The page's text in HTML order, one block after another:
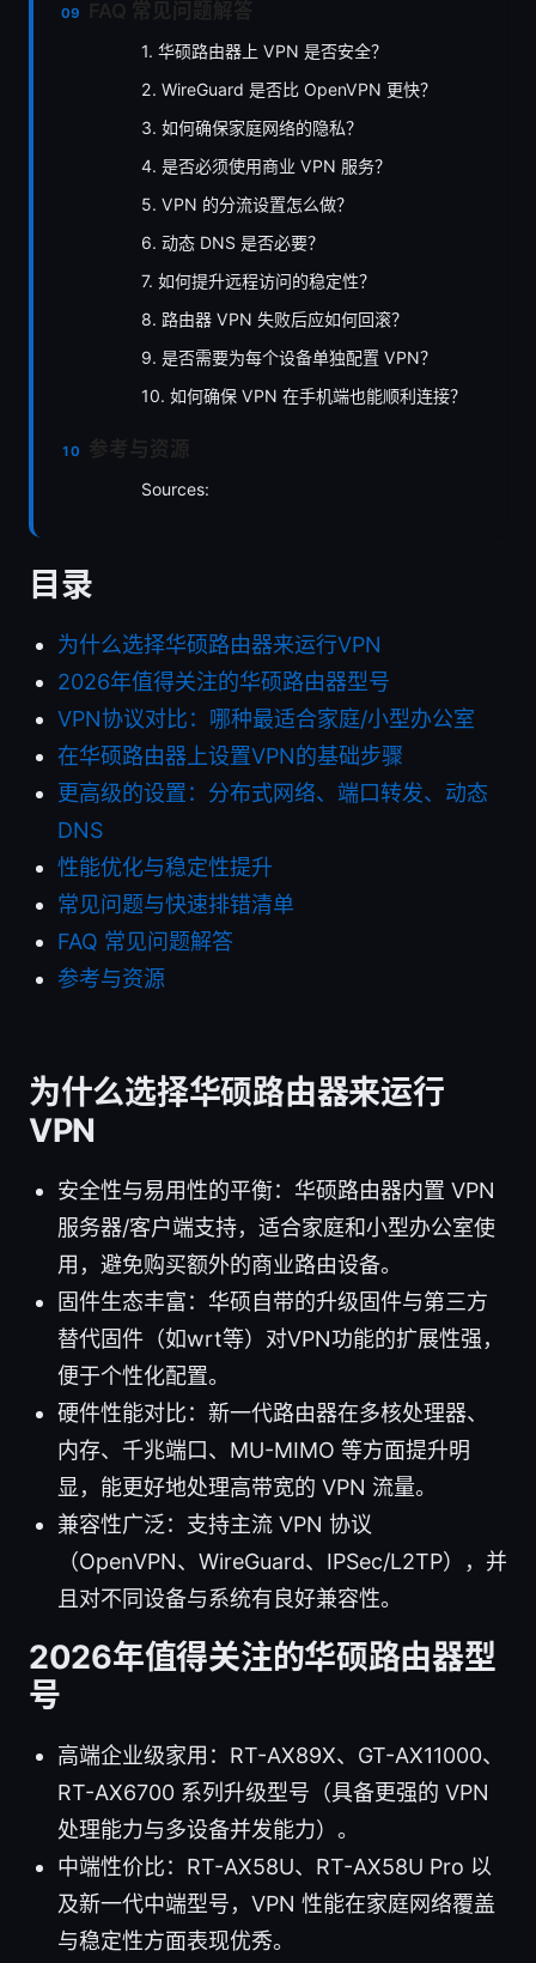
1. 华硕路由器上 VPN 是否安全？
2. WireGuard 是否比 OpenVPN 更快？
3. 如何确保家庭网络的隐私？
4. 是否必须使用商业 VPN 服务？
5. VPN 的分流设置怎么做？
6. 动态 DNS 是否必要？
7. 如何提升远程访问的稳定性？
8. 路由器 VPN 失败后应如何回滚？
9. 是否需要为每个设备单独配置 VPN？
10. 如何确保 VPN 在手机端也能顺利连接？
Sources:
目录
为什么选择华硕路由器来运行VPN
2026年值得关注的华硕路由器型号
VPN协议对比：哪种最适合家庭/小型办公室
在华硕路由器上设置VPN的基础步骤
更高级的设置：分布式网络、端口转发、动态
DNS
性能优化与稳定性提升
常见问题与快速排错清单
FAQ 常见问题解答
参考与资源
为什么选择华硕路由器来运行
VPN
安全性与易用性的平衡：华硕路由器内置 VPN
服务器/客户端支持，适合家庭和小型办公室使
用，避免购买额外的商业路由设备。
固件生态丰富：华硕自带的升级固件与第三方
替代固件（如wrt等）对VPN功能的扩展性强，
便于个性化配置。
硬件性能对比：新一代路由器在多核处理器、
内存、千兆端口、MU-MIMO 等方面提升明
显，能更好地处理高带宽的 VPN 流量。
兼容性广泛：支持主流 VPN 协议
（OpenVPN、WireGuard、IPSec/L2TP），并
且对不同设备与系统有良好兼容性。
2026年值得关注的华硕路由器型
号
高端企业级家用：RT-AX89X、GT-AX11000、
RT-AX6700 系列升级型号（具备更强的 VPN
处理能力与多设备并发能力）。
中端性价比：RT-AX58U、RT-AX58U Pro 以
及新一代中端型号，VPN 性能在家庭网络覆盖
与稳定性方面表现优秀。